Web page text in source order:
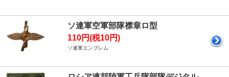
ソ連軍空軍部隊襟章ロ型
110円(税10円)
ソ連軍エンブレム